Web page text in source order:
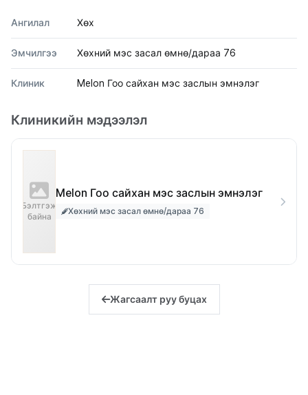
Ангилал Хөх
Эмчилгээ Хөхний мэс засал өмнө/дараа 76
Клиник Melon Гоо сайхан мэс заслын эмнэлэг
Клиникийн мэдээлэл
Бэлтгэж
байна
Melon Гоо сайхан мэс заслын эмнэлэг
Хөхний мэс засал өмнө/дараа 76
Жагсаалт руу буцах